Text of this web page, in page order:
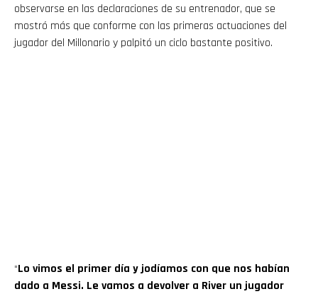
observarse en las declaraciones de su entrenador, que se
mostró más que conforme con las primeras actuaciones del
jugador del Millonario y palpitó un ciclo bastante positivo.
“Lo vimos el primer día y jodíamos con que nos habían
dado a Messi. Le vamos a devolver a River un jugador